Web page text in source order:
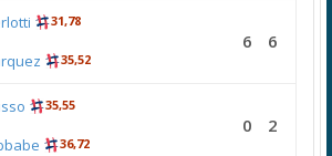
31,78
35,52
6 6
35,55
36,72
0 2